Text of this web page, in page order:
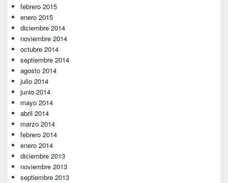
febrero 2015
enero 2015
diciembre 2014
noviembre 2014
octubre 2014
septiembre 2014
agosto 2014
julio 2014
junio 2014
mayo 2014
abril 2014
marzo 2014
febrero 2014
enero 2014
diciembre 2013
noviembre 2013
septiembre 2013